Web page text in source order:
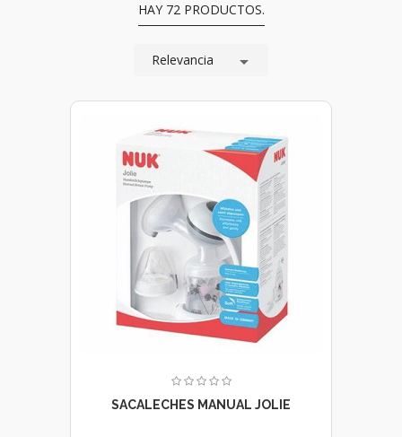
HAY 72 PRODUCTOS.
Relevancia 
SACALECHES MANUAL JOLIE